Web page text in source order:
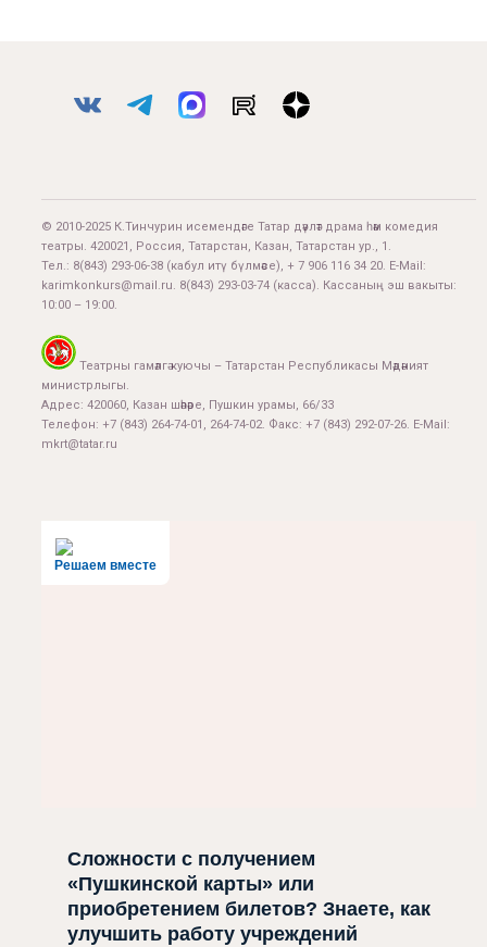
© 2010-2025 К.Тинчурин исемендәге Татар дәүләт драма һәм комедия
театры. 420021, Россия, Татарстан, Казан, Татарстан ур., 1.
Тел.: 8(843) 293-06-38 (кабул итү бүлмәсе), + 7 906 116 34 20. E-Mail:
karimkonkurs@mail.ru. 8(843) 293-03-74 (касса). Кассаның эш вакыты:
10:00 – 19:00.
Театрны гамәлгә куючы – Татарстан Республикасы Мәдәният
министрлыгы.
Адрес: 420060, Казан шәһәре, Пушкин урамы, 66/33
Телефон: +7 (843) 264-74-01, 264-74-02. Факс: +7 (843) 292-07-26. E-Mail:
mkrt@tatar.ru
Решаем вместе
Сложности с получением
«Пушкинской карты» или
приобретением билетов? Знаете, как
улучшить работу учреждений